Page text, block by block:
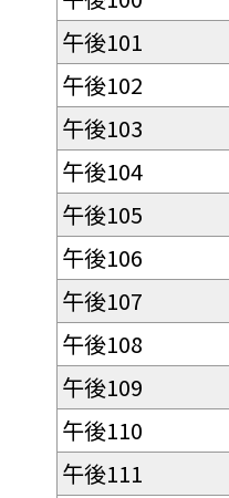
午後101
午後102
午後103
午後104
午後105
午後106
午後107
午後108
午後109
午後110
午後111